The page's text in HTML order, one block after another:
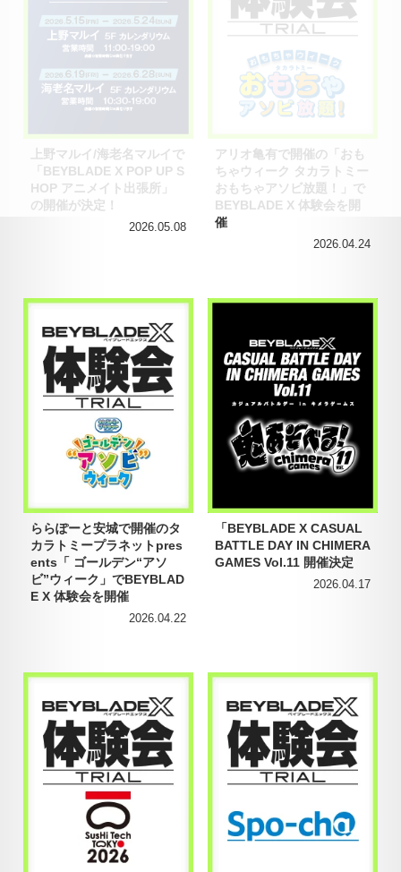
上野マルイ/海老名マルイで
「BEYBLADE X POP UP S
HOP アニメイト出張所」
の開催が決定！
2026.05.08
アリオ亀有で開催の「おも
ちゃウィーク タカラトミー
おもちゃアソビ放題！」で
BEYBLADE X 体験会を開
催
2026.04.24
ららぽーと安城で開催のタ
カラトミープラネットpres
ents「 ゴールデン“アソ
ビ”ウィーク」でBEYBLAD
E X 体験会を開催
2026.04.22
「BEYBLADE X CASUAL
BATTLE DAY IN CHIMERA
GAMES Vol.11 開催決定
2026.04.17